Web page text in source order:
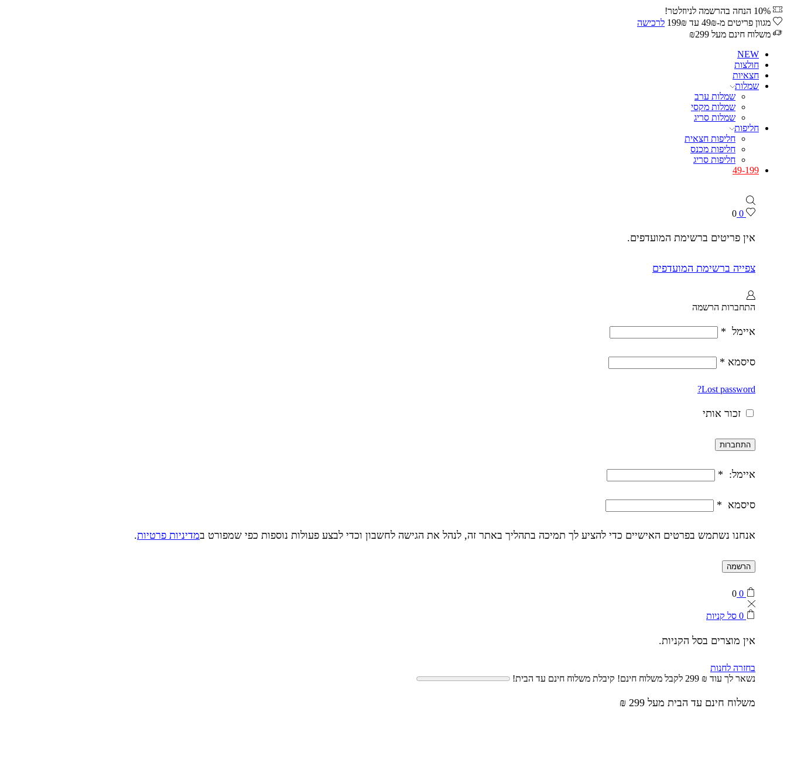
10% הנחה בהרשמה לניוזלטר!
מגוון פריטים מ-49₪ עד 199₪
לרכישה
משלוח חינם מעל ₪299
NEW
חולצות
חצאיות
שמלות
שמלות ערב
שמלות מקסי
שמלות סריג
חליפות
חליפות חצאית
חליפות מכנס
חליפות סריג
49-199
0
0
אין פריטים ברשימת המועדפים.
צפייה ברשימת המועדפים
התחברות הרשמה
איימל *
סיסמא *
Lost password?
זכור אותי
התחברות
איימל: *
סיסמא *
אנחנו נשתמש בפרטים האישיים כדי להציע לך תמיכה בתהליך באתר זה, לנהל את הגישה לחשבון וכדי לבצע פעולות נוספות כפי שמפורט במדיניות פרטיות.
הרשמה
0
0
0 סל קניות
אין מוצרים בסל הקניות.
בחזרה לחנות
נשאר לך עוד
299 ₪ לקבל משלוח חינם! קיבלת משלוח חינם עד הבית!
משלוח חינם עד הבית מעל 299 ₪